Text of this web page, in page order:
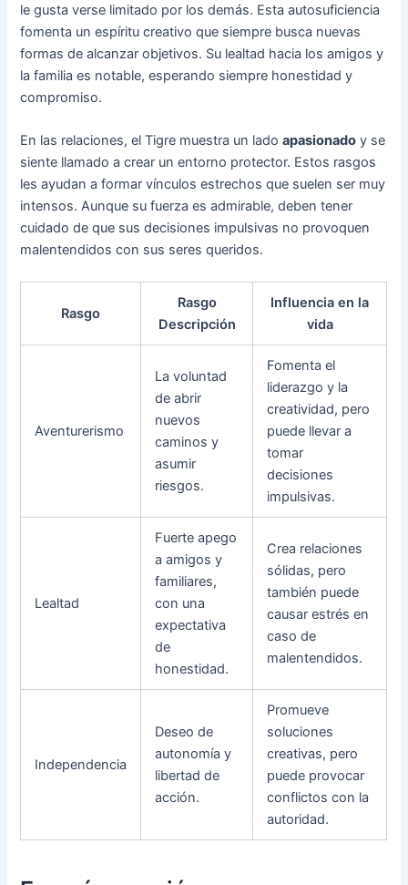
le gusta verse limitado por los demás. Esta autosuficiencia
fomenta un espíritu creativo que siempre busca nuevas
formas de alcanzar objetivos. Su lealtad hacia los amigos y
la familia es notable, esperando siempre honestidad y
compromiso.
En las relaciones, el Tigre muestra un ladoapasionado y se
siente llamado a crear un entorno protector. Estos rasgos
les ayudan a formar vínculos estrechos que suelen ser muy
intensos. Aunque su fuerza es admirable, deben tener
cuidado de que sus decisiones impulsivas no provoquen
malentendidos con sus seres queridos.
Rasgo
Rasgo
Descripción
Influencia en la
vida
Aventurerismo
La voluntad
de abrir
nuevos
caminos y
asumir
riesgos.
Fomenta el
liderazgo y la
creatividad, pero
puede llevar a
tomar
decisiones
impulsivas.
Lealtad
Fuerte apego
a amigos y
familiares,
con una
expectativa
de
honestidad.
Crea relaciones
sólidas, pero
también puede
causar estrés en
caso de
malentendidos.
Independencia
Deseo de
autonomía y
libertad de
acción.
Promueve
soluciones
creativas, pero
puede provocar
conflictos con la
autoridad.